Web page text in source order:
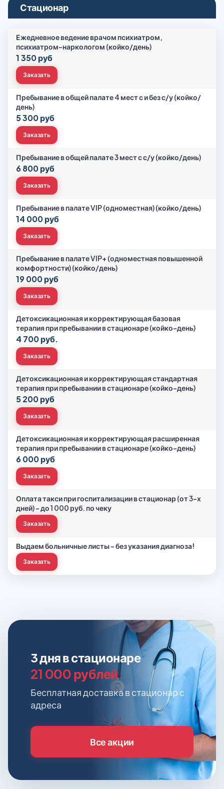
Стационар
Ежедневное ведение врачом психиатром,
психиатром-наркологом (койко/день)
1 350 руб
Заказать
Пребывание в общей палате 4 мест с и без с/у (койко/
день)
5 300 руб
Заказать
Пребывание в общей палате 3 мест с с/у (койко/день)
6 800 руб
Заказать
Пребывание в палате VIP (одноместная) (койко/день)
14 000 руб
Заказать
Пребывание в палате VIP+ (одноместная повышенной
комфортности) (койко/день)
19 000 руб
Заказать
Детоксикационная и корректирующая базовая
терапия при пребывании в стационаре (койко-день)
4 700 руб.
Заказать
Детоксикационная и корректирующая стандартная
терапия при пребывании в стационаре (койко-день)
5 200 руб
Заказать
Детоксикационная и корректирующая расширенная
терапия при пребывании в стационаре (койко-день)
6 000 руб
Заказать
Оплата такси при госпитализации в стационар (от 3-х
дней) – до 1 000 руб. по чеку
Заказать
Выдаем больничные листы - без указания диагноза!
Заказать
3 дня в стационаре
21 000 рублей.
Бесплатная доставка в стационар с
адреса
Все акции